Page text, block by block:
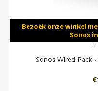
Bezoek onze winkel
Sonos
Sonos Wired Pack